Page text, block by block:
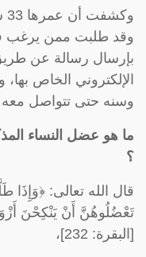
وقد طلبت ممن يرغب
بإرسال رسالة عن
الإلكتروني الخاص
وسنه حتى تتواصل معه
ما هو عضل النساء
؟
قال الله تعالى: ﴿وَإِذَا
تَعْضُلُوهُنَّ أَنْ يَنْكِحْنَ
[البقرة: 232]،